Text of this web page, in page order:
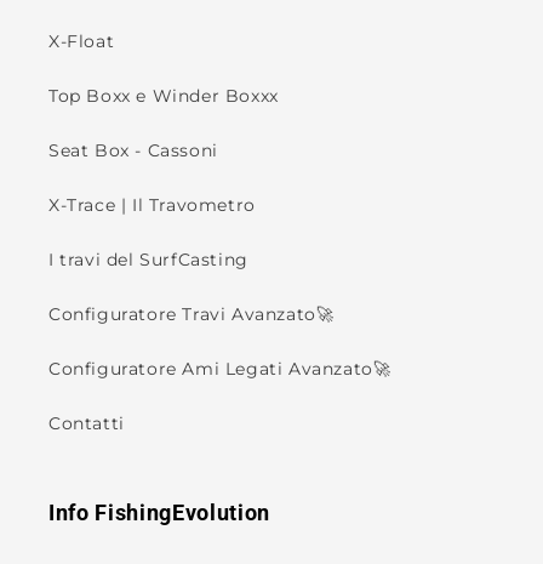
X-Float
Top Boxx e Winder Boxxx
Seat Box - Cassoni
X-Trace | Il Travometro
I travi del SurfCasting
Configuratore Travi Avanzato🚀
Configuratore Ami Legati Avanzato🚀
Contatti
Info FishingEvolution